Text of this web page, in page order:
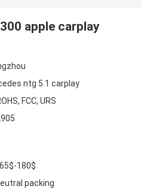
apple carplay
ntg 5.1 carplay
FCC, URS
180$
packing